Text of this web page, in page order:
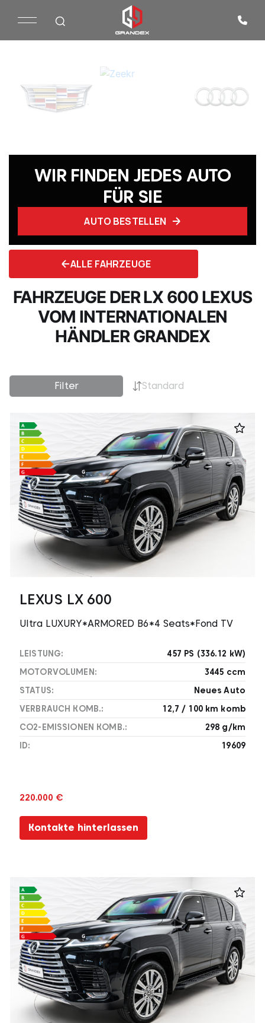
WIR FINDEN JEDES AUTO
FÜR SIE
AUTO BESTELLEN
ALLE FAHRZEUGE
FAHRZEUGE DER LX 600 LEXUS
VOM INTERNATIONALEN
HÄNDLER GRANDEX
Filter Standard
LEXUS LX 600
Ultra LUXURY*ARMORED B6*4 Seats*Fond TV
LEISTUNG:
457 PS (336.12 kW)
MOTORVOLUMEN:
3445 ccm
STATUS:
Neues Auto
VERBRAUCH KOMB.:
12,7 / 100 km komb
CO2-EMISSIONEN KOMB.:
298 g/km
ID:
19609
220.000 €
Kontakte hinterlassen